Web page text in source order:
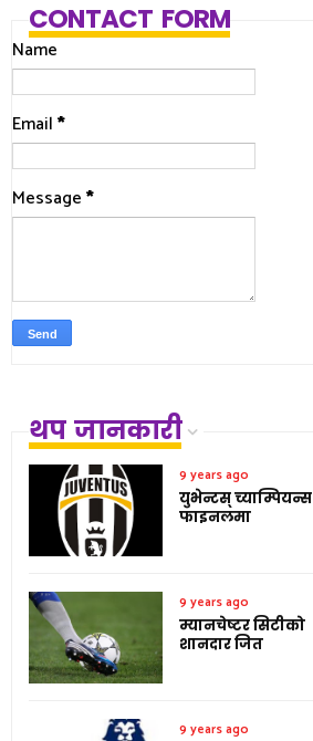
CONTACT FORM
Name
Email*
Message*
थप जानकारी
9 years ago
युभेन्टस् च्याम्पियन्स
फाइनलमा
9 years ago
म्यानचेष्टर सिटीको
शानदार जित
9 years ago